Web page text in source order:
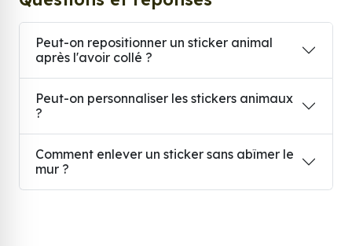
Peut-on repositionner un sticker animal
après l'avoir collé ?
Peut-on personnaliser les stickers animaux
?
Comment enlever un sticker sans abîmer le
mur ?